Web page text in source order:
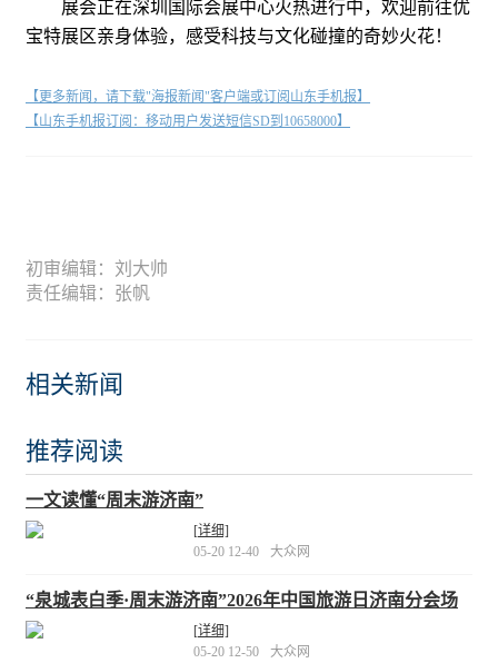
展会正在深圳国际会展中心火热进行中，欢迎前往优
宝特展区亲身体验，感受科技与文化碰撞的奇妙火花！
【更多新闻，请下载"海报新闻"客户端或订阅山东手机报】
【山东手机报订阅：移动用户发送短信SD到10658000】
初审编辑：刘大帅
责任编辑：张帆
相关新闻
推荐阅读
一文读懂“周末游济南”
[详细]
05-20 12-40
大众网
“泉城表白季·周末游济南”2026年中国旅游日济南分会场
活动举办
[详细]
05-20 12-50
大众网